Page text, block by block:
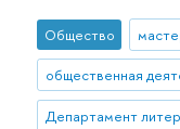
Общество
общественная
Департамент